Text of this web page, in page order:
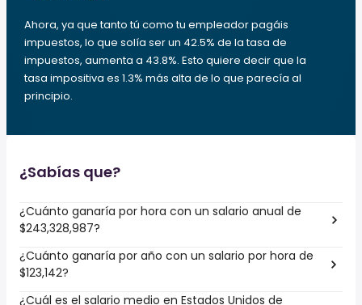
Ahora, ya que tanto tú como tu empleador pagáis
impuestos, lo que solía ser un 42.5% de la tasa de
impuestos, aumenta a 43.8%. Esto quiere decir que la
tasa impositiva es 1.3% más alta de lo que parecía al
principio.
¿Sabías que?
¿Cuánto ganaría por hora con un salario anual de
$243,328,987?
¿Cuánto ganaría por año con un salario por hora de
$123,142?
¿Cuál es el salario medio en Estados Unidos de